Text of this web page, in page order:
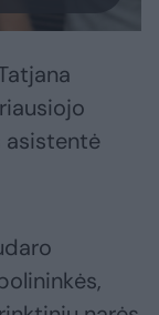
asistentė